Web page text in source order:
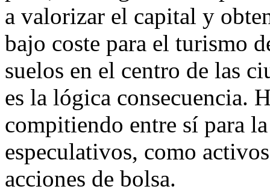
a valorizar el capital y
bajo coste para el turismo
suelos en el centro de las
es la lógica consecuencia.
compitiendo entre sí para
especulativos, como
acciones de bolsa.